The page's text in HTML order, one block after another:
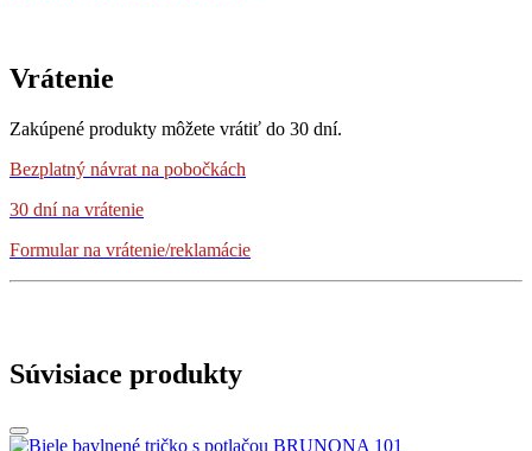
Vrátenie
Zakúpené produkty môžete vrátiť do 30 dní.
Bezplatný návrat na pobočkách
30 dní na vrátenie
Formular na vrátenie/reklamácie
Súvisiace produkty